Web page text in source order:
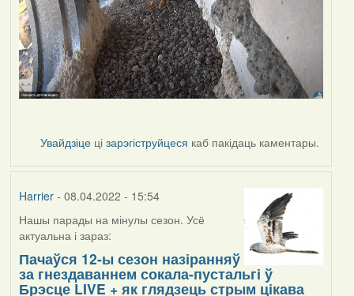
Увайдзіце цізарэгіструйцеся каб пакідаць каментары.
Harrier- 08.04.2022 - 15:54
Нашы парады на мінулы сезон. Усё
актуальна і зараз:
Пачаўся 12-ы сезон назіранняў
за гнездаваннем сокала-пустальгі ў
Брэсце LIVE + як глядзець стрым цікава